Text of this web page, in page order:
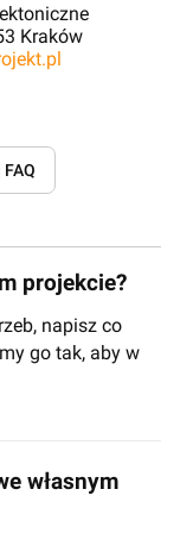
Kraków
projekcie?
napisz co
go tak, aby w
własnym